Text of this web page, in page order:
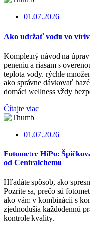
01.07.2026
Ako udržať vodu vo
Kompletný návod na
peneniu a riasam s
teplota vody, rýchle
ako správne dávkovať
domáci wellness vždy
Čítajte viac
01.07.2026
Fotometre HiPo:
od Centralchemu
Hľadáte spôsob, ako
Pozrite sa, prečo sú
ako vám v kombinácii s
zjednodušia každodennú
kontrole kvality.